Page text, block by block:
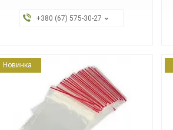
+380 (67) 575-30-27
Новинка